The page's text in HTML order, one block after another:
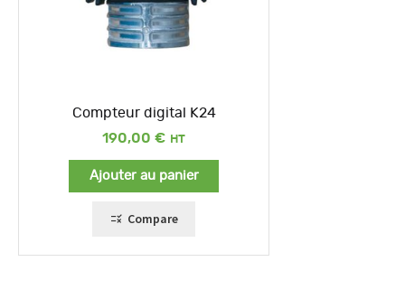
Compteur digital K24
190,00 €
Ajouter au panier
Compare